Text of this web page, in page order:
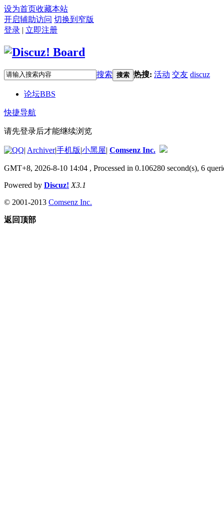
设为首页收藏本站
开启辅助访问 切换到窄版
登录 | 立即注册
搜索 搜索 热搜: 活动 交友 discuz
论坛BBS
快捷导航
请先登录后才能继续浏览
| Archiver|手机版|小黑屋| Comsenz Inc.
GMT+8, 2026-8-10 14:04 , Processed in 0.106280 second(s), 6
Powered by Discuz! X3.1
© 2001-2013 Comsenz Inc.
返回顶部